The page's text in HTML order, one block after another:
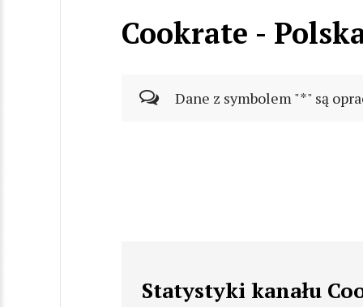
Cookrate -
Dane z symbolem "*" są
Statystyki kanału